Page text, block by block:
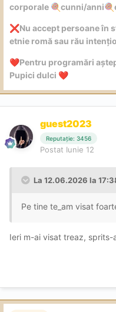
corporale 🍭cunni/anni🍭
❌Nu accept persoane în
etnie romă sau rău
❤️Pentru programări
Pupici dulci ❤️
guest2023
Reputație: 3456
Postat Iunie 12
La 12.06.2026 la
Pe tine te_am visat
Ieri m-ai visat treaz, sprits-